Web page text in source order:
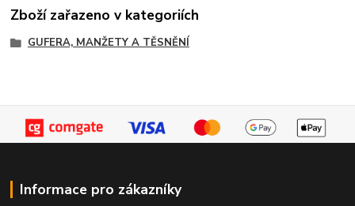
Zboží zařazeno v kategoriích
GUFERA, MANŽETY A TĚSNĚNÍ
Informace pro zákazníky